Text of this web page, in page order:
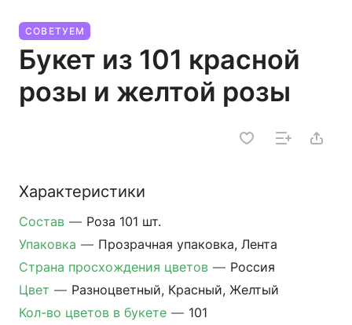
СОВЕТУЕМ
Букет из 101 красной
розы и желтой розы
Характеристики
Состав — Роза 101 шт.
Упаковка — Прозрачная упаковка, Лента
Страна просхождения цветов — Россия
Цвет — Разноцветный, Красный, Желтый
Кол-во цветов в букете — 101